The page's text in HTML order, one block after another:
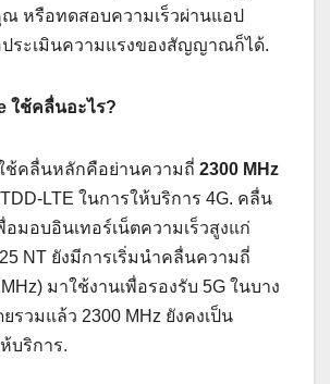
หรือทดสอบความเร็วผ่านแอป
ประเมินความแรงของสัญญาณก็ได้.
ใช้คลื่นอะไร?
ช้คลื่นหลักคือย่านความถี่ 2300 MHz
LTE ในการให้บริการ 4G. คลื่น
มอบอินเทอร์เน็ตความเร็วสูงแก่
NT ยังมีการเริ่มนำคลื่นความถี่
มาใช้งานเพื่อรองรับ 5G ในบาง
รวมแล้ว 2300 MHz ยังคงเป็น
บริการ.